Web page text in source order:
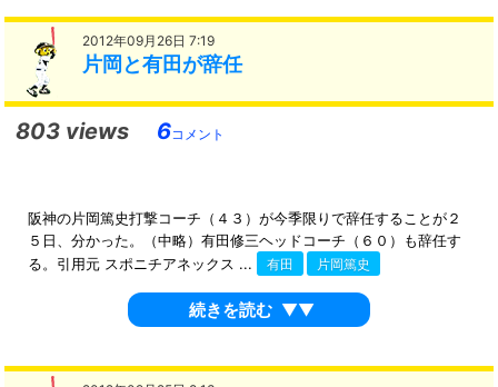
2012年09月26日 7:19
片岡と有田が辞任
803 views 6コメント
阪神の片岡篤史打撃コーチ（４３）が今季限りで辞任することが２
５日、分かった。（中略）有田修三ヘッドコーチ（６０）も辞任す
る。引用元 スポニチアネックス ...
有田 片岡篤史
続きを読む ▼▼